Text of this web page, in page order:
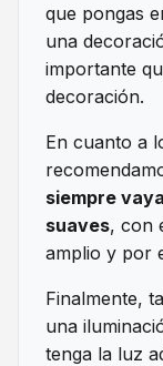
que pongas
una
importante
decoración.
En cuanto a
siempre
suaves, con
amplio y por
Finalmente,
una
tenga la luz